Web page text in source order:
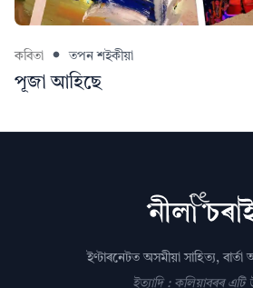
কবিতা তপন শইকীয়া
পূজা আহিছে
ইণ্টাৰনেটত অসমীয়া সাহিত্য,
ইত্যাদি : কলিয়াবৰৰ এটি